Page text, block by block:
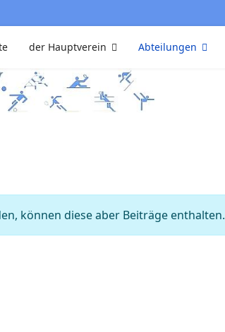
der Hauptverein Abteilungen
können diese aber Beiträge enthalten.